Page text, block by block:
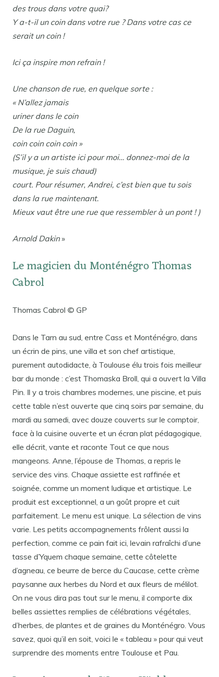
des trous dans votre quai?
Y a-t-il un coin dans votre rue ? Dans votre cas ce
serait un coin !
Ici ça inspire mon refrain !
Une chanson de rue, en quelque sorte :
« N’allez jamais
uriner dans le coin
De la rue Daguin,
coin coin coin coin »
(S’il y a un artiste ici pour moi… donnez-moi de la
musique, je suis chaud)
court. Pour résumer, Andrei, c’est bien que tu sois
dans la rue maintenant.
Mieux vaut être une rue que ressembler à un pont ! )
Arnold Dakin»
Le magicien du Monténégro Thomas
Cabrol
Thomas Cabrol © GP
Dans le Tarn au sud, entre Cass et Monténégro, dans
un écrin de pins, une villa et son chef artistique,
purement autodidacte, à Toulouse élu trois fois meilleur
bar du monde : c’est Thomaska ​​Broll, qui a ouvert la Villa
Pin. Il y a trois chambres modernes, une piscine, et puis
cette table n’est ouverte que cinq soirs par semaine, du
mardi au samedi, avec douze couverts sur le comptoir,
face à la cuisine ouverte et un écran plat pédagogique,
elle décrit, vante et raconte Tout ce que nous
mangeons. Anne, l’épouse de Thomas, a repris le
service des vins. Chaque assiette est raffinée et
soignée, comme un moment ludique et artistique. Le
produit est exceptionnel, a un goût propre et cuit
parfaitement. Le menu est unique. La sélection de vins
varie. Les petits accompagnements frôlent aussi la
perfection, comme ce pain fait ici, levain rafraîchi d’une
tasse d’Yquem chaque semaine, cette côtelette
d’agneau, ce beurre de berce du Caucase, cette crème
paysanne aux herbes du Nord et aux fleurs de mélilot.
On ne vous dira pas tout sur le menu, il comporte dix
belles assiettes remplies de célébrations végétales,
d’herbes, de plantes et de graines du Monténégro. Vous
savez, quoi qu’il en soit, voici le « tableau » pour qui veut
surprendre des moments entre Toulouse et Pau.